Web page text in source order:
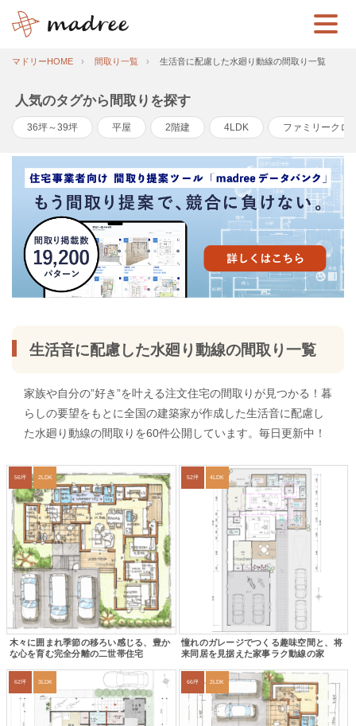
マドリーHOME 間取り一覧 生活音に配慮した水廻り動線の間取り一覧
人気のタグから間取りを探す
36坪～39坪 平屋 2階建 4LDK ファミリークロ
生活音に配慮した水廻り動線の間取り一覧
家族や自分の”好き”を叶える注文住宅の間取りが見つかる！暮
らしの要望をもとに全国の建築家が作成した生活音に配慮し
た水廻り動線の間取りを60件公開しています。毎日更新中！
56坪 2LDK
木々に囲まれ季節の移ろい感じる、豊か
な心を育む完全分離の二世帯住宅
52坪 4LDK
憧れのガレージでつくる趣味空間と、将
来同居を見据えた家事ラク動線の家
62坪 3LDK 66坪 2LDK